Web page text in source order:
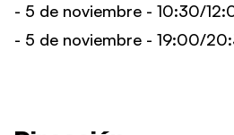
- 5 de noviembre - 10:30/
- 5 de noviembre - 19:00/